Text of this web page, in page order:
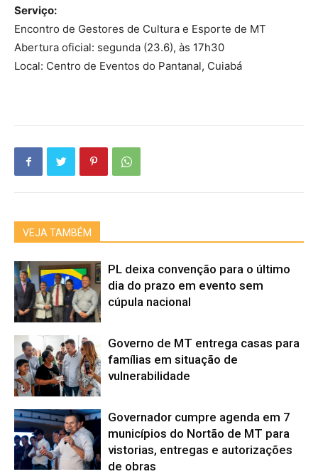
Serviço:
Encontro de Gestores de Cultura e Esporte de MT
Abertura oficial: segunda (23.6), às 17h30
Local: Centro de Eventos do Pantanal, Cuiabá
VEJA TAMBÉM
PL deixa convenção para o último
dia do prazo em evento sem
cúpula nacional
Governo de MT entrega casas para
famílias em situação de
vulnerabilidade
Governador cumpre agenda em 7
municípios do Nortão de MT para
vistorias, entregas e autorizações
de obras